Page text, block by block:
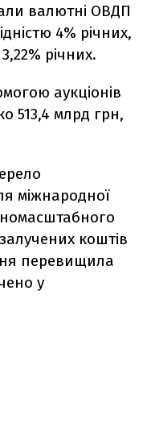
валютні ОВДП
4% річних,
річних.
аукціонів
513,4 млрд грн,
міжнародної
коштів
перевищила
у